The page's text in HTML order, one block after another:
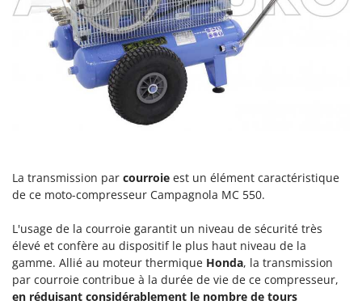
Mille
Minox
Mockmill
More than chef
MTD
N
New O.M.R.A.
Nilfisk
Ninja
Novatec
La transmission par courroie est un élément caractéristique
de ce moto-compresseur Campagnola MC 550.
L'usage de la courroie garantit un niveau de sécurité très
élevé et confère au dispositif le plus haut niveau de la
gamme. Allié au moteur thermique Honda, la transmission
par courroie contribue à la durée de vie de ce compresseur,
en réduisant considérablement le nombre de tours